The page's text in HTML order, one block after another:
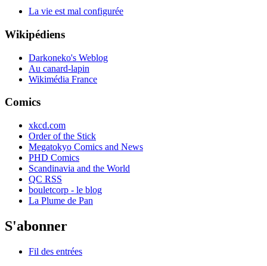
La vie est mal configurée
Wikipédiens
Darkoneko's Weblog
Au canard-lapin
Wikimédia France
Comics
xkcd.com
Order of the Stick
Megatokyo Comics and News
PHD Comics
Scandinavia and the World
QC RSS
bouletcorp - le blog
La Plume de Pan
S'abonner
Fil des entrées